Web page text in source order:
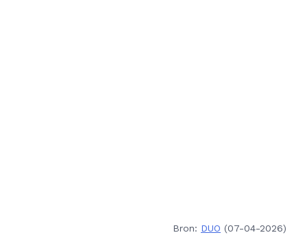
Bron: DUO (07-04-2026)